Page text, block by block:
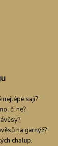
nejlépe sají?
či ne?
na garnýž?
chalup.